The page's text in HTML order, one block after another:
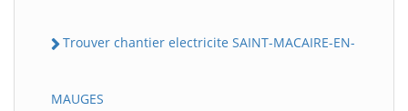
Trouver chantier electricite SAINT-MACAIRE-EN-
MAUGES